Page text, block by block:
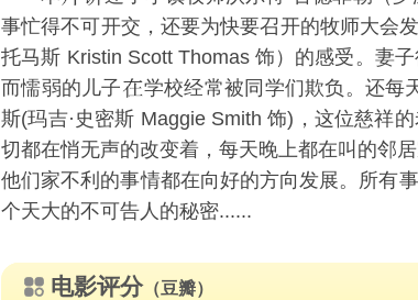
事忙得不可开交，还要为快要召开的牧师大会
托马斯 Kristin Scott Thomas 饰）的感受。妻
而懦弱的儿子
学校经常被同学们欺负。还每
斯(玛吉·史密斯 Maggie Smith 饰)，这位慈祥
切都在悄无声的改变着，每天晚上都在叫的邻
他们家不利的事情都在向好的方向发展。所有
个天大的不可告人的秘密......
电影评分（豆瓣）